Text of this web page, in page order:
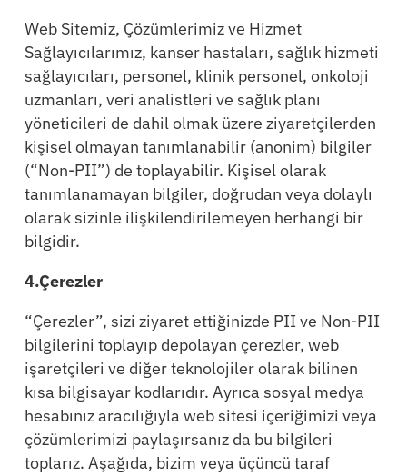
Web Sitemiz, Çözümlerimiz ve Hizmet
Sağlayıcılarımız, kanser hastaları, sağlık hizmeti
sağlayıcıları, personel, klinik personel, onkoloji
uzmanları, veri analistleri ve sağlık planı
yöneticileri de dahil olmak üzere ziyaretçilerden
kişisel olmayan tanımlanabilir (anonim) bilgiler
(“Non-PII”) de toplayabilir. Kişisel olarak
tanımlanamayan bilgiler, doğrudan veya dolaylı
olarak sizinle ilişkilendirilemeyen herhangi bir
bilgidir.
4.Çerezler
“Çerezler”, sizi ziyaret ettiğinizde PII ve Non-PII
bilgilerini toplayıp depolayan çerezler, web
işaretçileri ve diğer teknolojiler olarak bilinen
kısa bilgisayar kodlarıdır. Ayrıca sosyal medya
hesabınız aracılığıyla web sitesi içeriğimizi veya
çözümlerimizi paylaşırsanız da bu bilgileri
toplarız. Aşağıda, bizim veya üçüncü taraf